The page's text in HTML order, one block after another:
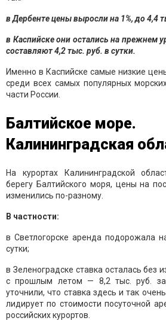
в Дербенте цены выросли на 1%, до 4,4
в Каспийске они остались на прежнем
составляют 4,2 тыс. руб. в сутки.
Именно в Каспийске самые низкие
среди всех самых популярных
части России.
Балтийское море.
Калининградская
На курортах Калининградской
берегу Балтийского моря, цены на
изменились по-разному.
В частности:
в Светлогорске аренда подорожала
сутки;
в Зеленоградске ставка осталась без
с прошлым летом — 8,2 тыс. руб. за
уточнили, что ставка здесь и так
лидирует по стоимости посуточной
российских курортов.